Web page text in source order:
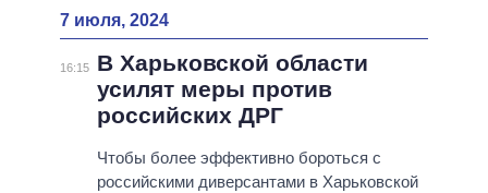
7 июля, 2024
16:15
В Харьковской области
усилят меры против
российских ДРГ
Чтобы более эффективно бороться с
российскими диверсантами в Харьковской